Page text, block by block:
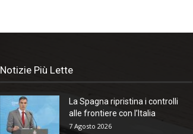
Notizie Più Lette
La Spagna ripristina i controlli
alle frontiere con l’Italia
7 Agosto 2026